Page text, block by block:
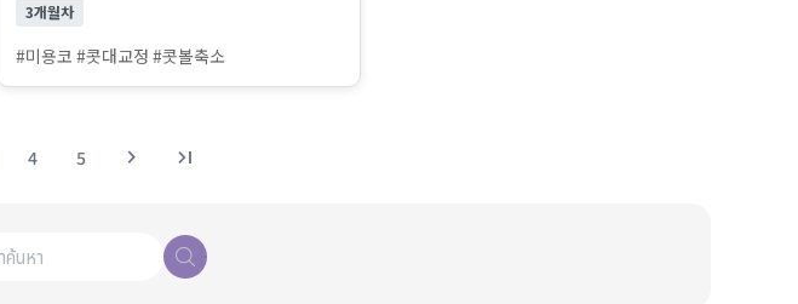
3개월차
#미용코 #콧대교정 #콧볼축소
4 5 chevron_right last_page